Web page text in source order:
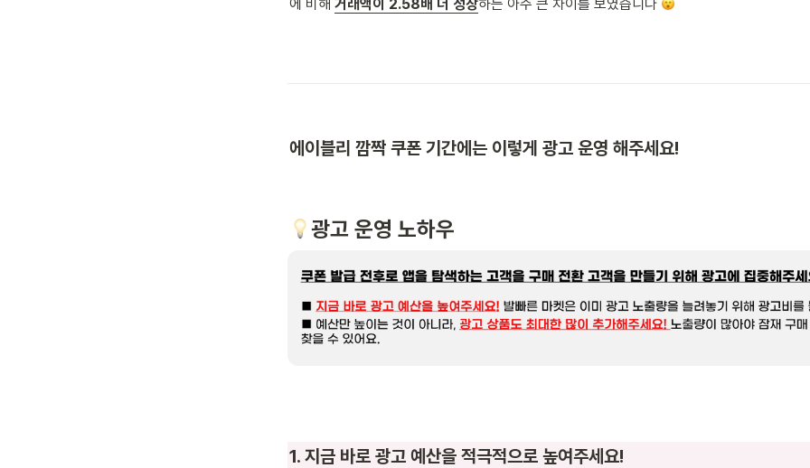
에 비해 거래액이 2.58배 더 성장하는 아주 큰 차이를 보였습니다
에이블리 깜짝 쿠폰 기간에는 이렇게 광고 운영 해주세요!
광고 운영 노하우
1. 지금 바로 광고 예산을 적극적으로 높여주세요!